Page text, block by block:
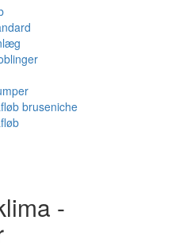
bruseniche
-